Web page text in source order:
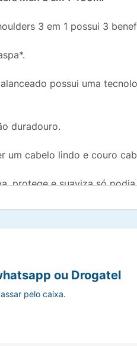
3 em 1 possui 3
possui uma
duradouro.
um cabelo lindo e couro
protege e suaviza só
caspa* e 100% confiante.
profundamente, protege
regular.
ou Drogatel
pelo caixa.